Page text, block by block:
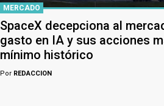
MERCADO
SpaceX decepciona al
gasto en IA y sus acciones
mínimo histórico
Por REDACCION